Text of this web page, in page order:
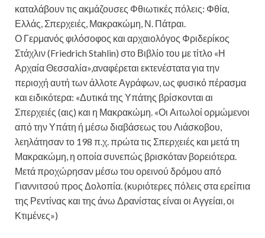
καταλάβουν τις ακμάζουσες Φθιωτικές πόλεις: Φθία,
Ελλάς, Σπερχειές, Μακρακώμη, Ν. Πάτραι.
Ο Γερμανός φιλόσοφος και αρχαιολόγος Φριδερίκος
Στάχλιν (Friedrich Stahlin) στο Βιβλίο του με τίτλο «Η
Αρχαία Θεσσαλία»,αναφέρεται εκτενέστατα για την
περιοχή αυτή των άλλοτε Αγράφων, ως φυσικό πέρασμα
και ειδικότερα: «Δυτικά της Υπάτης βρίσκονται αι
Σπερχειές (αις) και η Μακρακώμη. «Οι Αιτωλοί ορμώμενοι
από την Υπάτη ή μέσω διαβάσεως του Λιάσκοβου,
λεηλάτησαν το 198 π.χ. πρώτα τις Σπερχειές και μετά τη
Μακρακώμη, η οποία συνεπώς βρισκόταν βορειότερα.
Μετά προχώρησαν μέσω του ορεινού δρόμου από
Γιαννιτσού προς Δολοπία. (κυριότερες πόλεις στα ερείπια
της Ρεντίνας και της άνω Δρανίστας είναι οι Αγγείαι, οι
Κτιμένες»)